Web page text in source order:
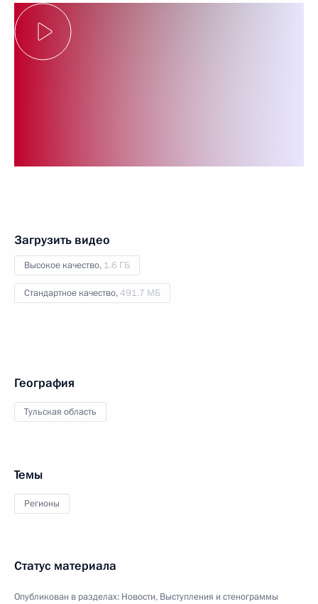
Загрузить видео
Высокое качество, 1.6 ГБ
Стандартное качество,491.7 МБ
География
Тульская область
Темы
Регионы
Статус материала
Опубликован в разделах: Новости, Выступления и стенограммы